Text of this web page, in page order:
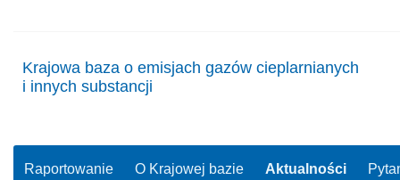
Krajowa baza o emisjach gazów cieplarnianych
i innych substancji
Raportowanie O Krajowej bazie Aktualności